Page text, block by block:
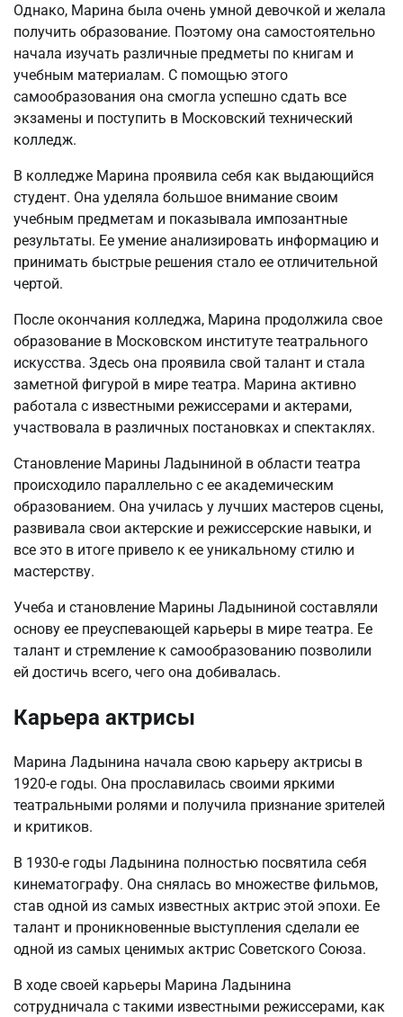
Однако, Марина была очень умной девочкой и желала
получить образование. Поэтому она самостоятельно
начала изучать различные предметы по книгам и
учебным материалам. С помощью этого
самообразования она смогла успешно сдать все
экзамены и поступить в Московский технический
колледж.
В колледже Марина проявила себя как выдающийся
студент. Она уделяла большое внимание своим
учебным предметам и показывала импозантные
результаты. Ее умение анализировать информацию и
принимать быстрые решения стало ее отличительной
чертой.
После окончания колледжа, Марина продолжила свое
образование в Московском институте театрального
искусства. Здесь она проявила свой талант и стала
заметной фигурой в мире театра. Марина активно
работала с известными режиссерами и актерами,
участвовала в различных постановках и спектаклях.
Становление Марины Ладыниной в области театра
происходило параллельно с ее академическим
образованием. Она училась у лучших мастеров сцены,
развивала свои актерские и режиссерские навыки, и
все это в итоге привело к ее уникальному стилю и
мастерству.
Учеба и становление Марины Ладыниной составляли
основу ее преуспевающей карьеры в мире театра. Ее
талант и стремление к самообразованию позволили
ей достичь всего, чего она добивалась.
Карьера актрисы
Марина Ладынина начала свою карьеру актрисы в
1920-е годы. Она прославилась своими яркими
театральными ролями и получила признание зрителей
и критиков.
В 1930-е годы Ладынина полностью посвятила себя
кинематографу. Она снялась во множестве фильмов,
став одной из самых известных актрис этой эпохи. Ее
талант и проникновенные выступления сделали ее
одной из самых ценимых актрис Советского Союза.
В ходе своей карьеры Марина Ладынина
сотрудничала с такими известными режиссерами, как